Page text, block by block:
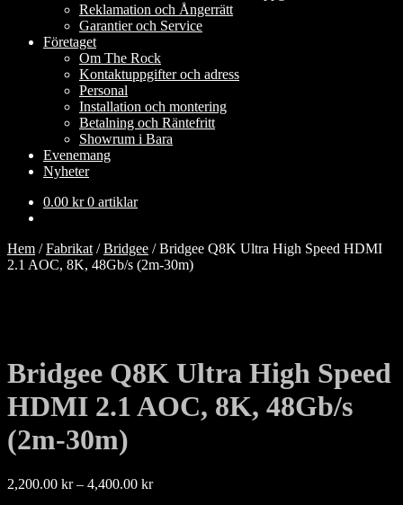
Reklamation och Ångerrätt
Garantier och Service
Företaget
Om The Rock
Kontaktuppgifter och adress
Personal
Installation och montering
Betalning och Räntefritt
Showrum i Bara
Evenemang
Nyheter
0.00 kr 0 artiklar
Hem /Fabrikat /Bridgee /Bridgee Q8K Ultra High Speed HDMI
2.1 AOC, 8K, 48Gb/s (2m-30m)
Bridgee Q8K Ultra High Speed
HDMI 2.1 AOC, 8K, 48Gb/s
(2m-30m)
2,200.00 kr – 4,400.00 krPrisintervall: